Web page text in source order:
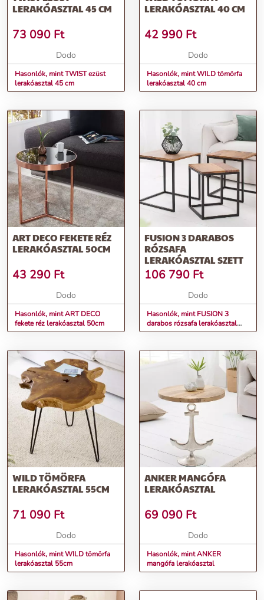
LERAKÓASZTAL 45 CM
73 090 Ft
Dodo
Hasonlók, mint TWIST ezüst
lerakóasztal 45 cm
LERAKÓASZTAL 40 CM
42 990 Ft
Dodo
Hasonlók, mint WILD tömörfa
lerakóasztal 40 cm
ART DECO FEKETE RÉZ
LERAKÓASZTAL 50CM
43 290 Ft
Dodo
Hasonlók, mint ART DECO
fekete réz lerakóasztal 50cm
FUSION 3 DARABOS
RÓZSAFA
LERAKÓASZTAL SZETT
106 790 Ft
Dodo
Hasonlók, mint FUSION 3
darabos rózsafa lerakóasztal
szett
WILD TÖMÖRFA
LERAKÓASZTAL 55CM
71 090 Ft
Dodo
Hasonlók, mint WILD tömörfa
lerakóasztal 55cm
ANKER MANGÓFA
LERAKÓASZTAL
69 090 Ft
Dodo
Hasonlók, mint ANKER
mangófa lerakóasztal